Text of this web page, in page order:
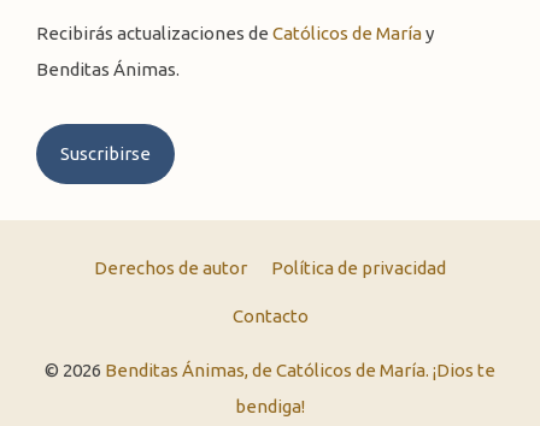
Recibirás actualizaciones de Católicos de Maríay
Benditas Ánimas.
Suscribirse
Derechos de autor Política de privacidad
Contacto
© 2026 Benditas Ánimas, de Católicos de María. ¡Dios te
bendiga!